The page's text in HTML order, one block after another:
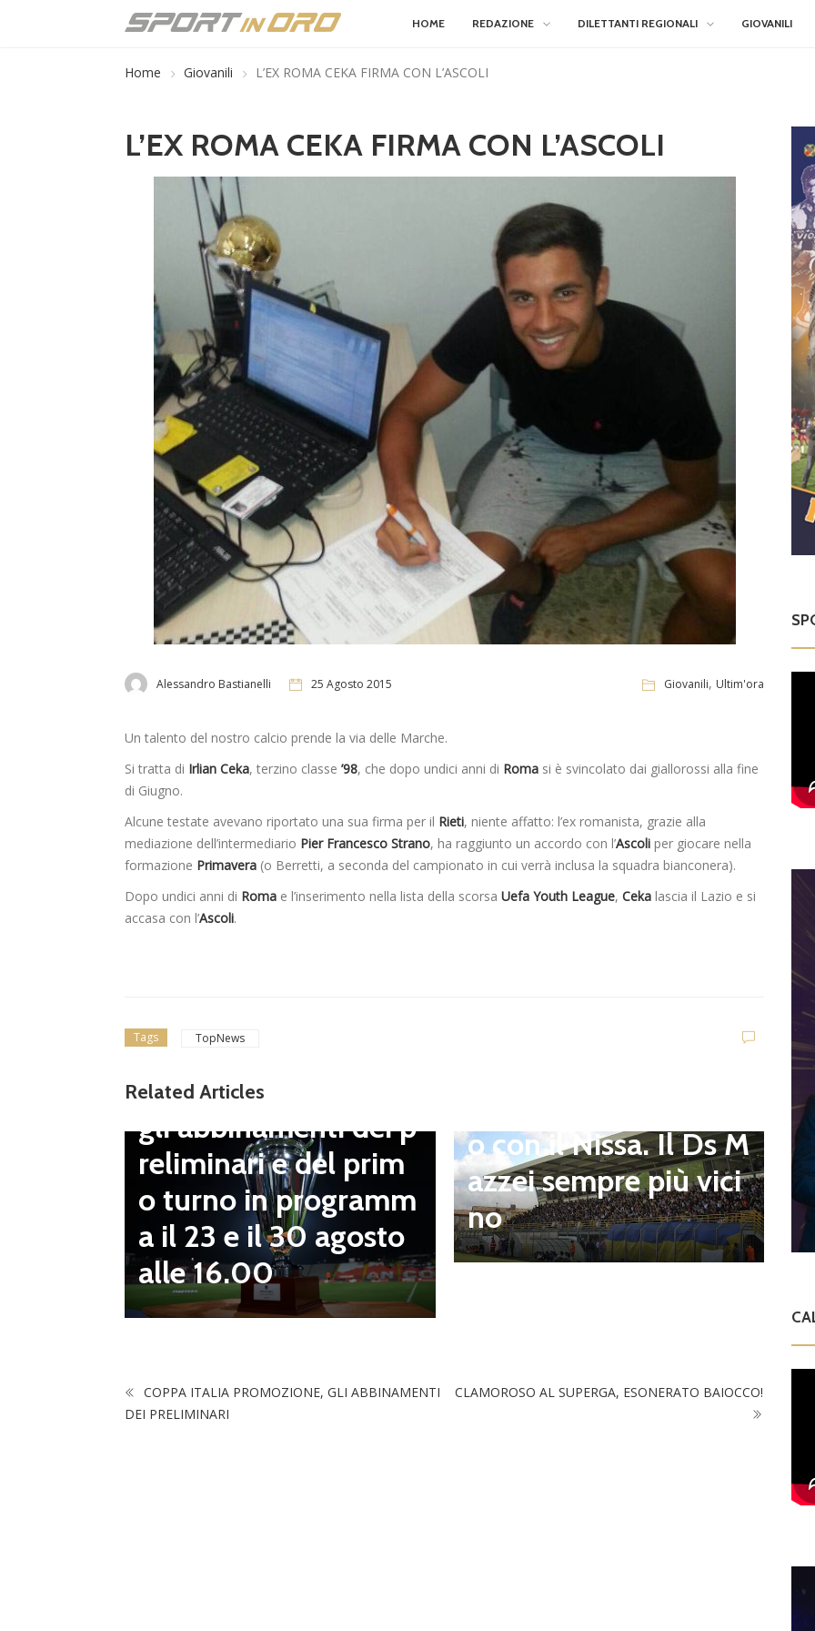
HOME REDAZIONE DILETTANTI REGIONALI GIOVANILI
Home Giovanili L’EX ROMA CEKA FIRMA CON L’ASCOLI
L’EX ROMA CEKA FIRMA CON L’ASCOLI
Alessandro Bastianelli 25 Agosto 2015 Giovanili, Ultim'ora
Un talento del nostro calcio prende la via delle Marche.
Si tratta di Irlian Ceka, terzino classe ’98, che dopo undici anni di Roma si è svincolato dai giallorossi alla fine
di Giugno.
Alcune testate avevano riportato una sua firma per il Rieti, niente affatto: l’ex romanista, grazie alla
mediazione dell’intermediario Pier Francesco Strano, ha raggiunto un accordo con l’Ascoli per giocare nella
formazione Primavera (o Berretti, a seconda del campionato in cui verrà inclusa la squadra bianconera).
Dopo undici anni di Roma e l’inserimento nella lista della scorsa Uefa Youth League, Ceka lascia il Lazio e si
accasa con l’Ascoli.
Tags TopNews
Related Articles
Coppa Italia Serie D,
gli abbinamenti dei p
reliminari e del prim
o turno in programm
a il 23 e il 30 agosto
alle 16.00
to senza sosta: Busat
o con il Nissa. Il Ds M
azzei sempre più vici
no
i
COPPA ITALIA PROMOZIONE, GLI ABBINAMENTI
DEI PRELIMINARI
CLAMOROSO AL SUPERGA, ESONERATO BAIOCCO!